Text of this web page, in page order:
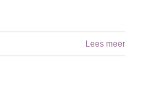
Lees meer